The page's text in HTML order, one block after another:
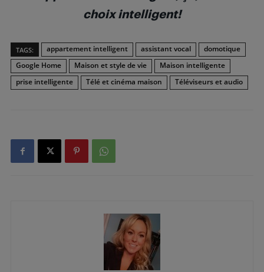
choix intelligent!
TAGS: appartement intelligent assistant vocal
domotique
Google Home
Maison et style de vie
Maison intelligente
prise intelligente
Télé et cinéma maison Téléviseurs et audio